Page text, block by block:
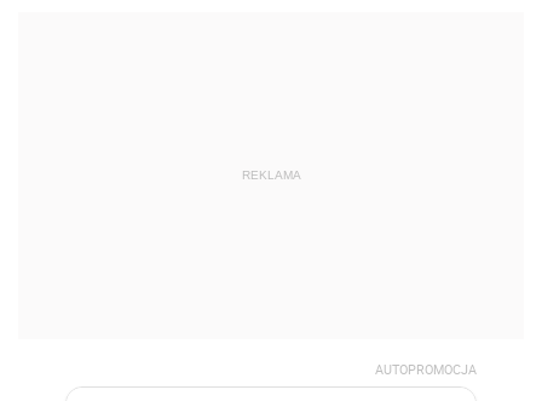
REKLAMA
AUTOPROMOCJA